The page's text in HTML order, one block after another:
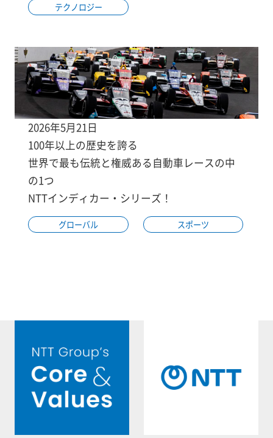
テクノロジー
2026年5月21日
100年以上の歴史を誇る
世界で最も伝統と権威ある自動車レースの中
の1つ
NTTインディカー・シリーズ！
グローバル スポーツ